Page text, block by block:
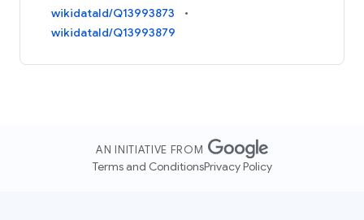
wikidataId/Q13993873
wikidataId/Q13993879
AN INITIATIVE FROM
Terms and ConditionsPrivacy Policy